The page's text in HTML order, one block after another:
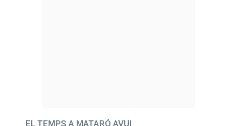
EL TEMPS A MATARÓ AVUI